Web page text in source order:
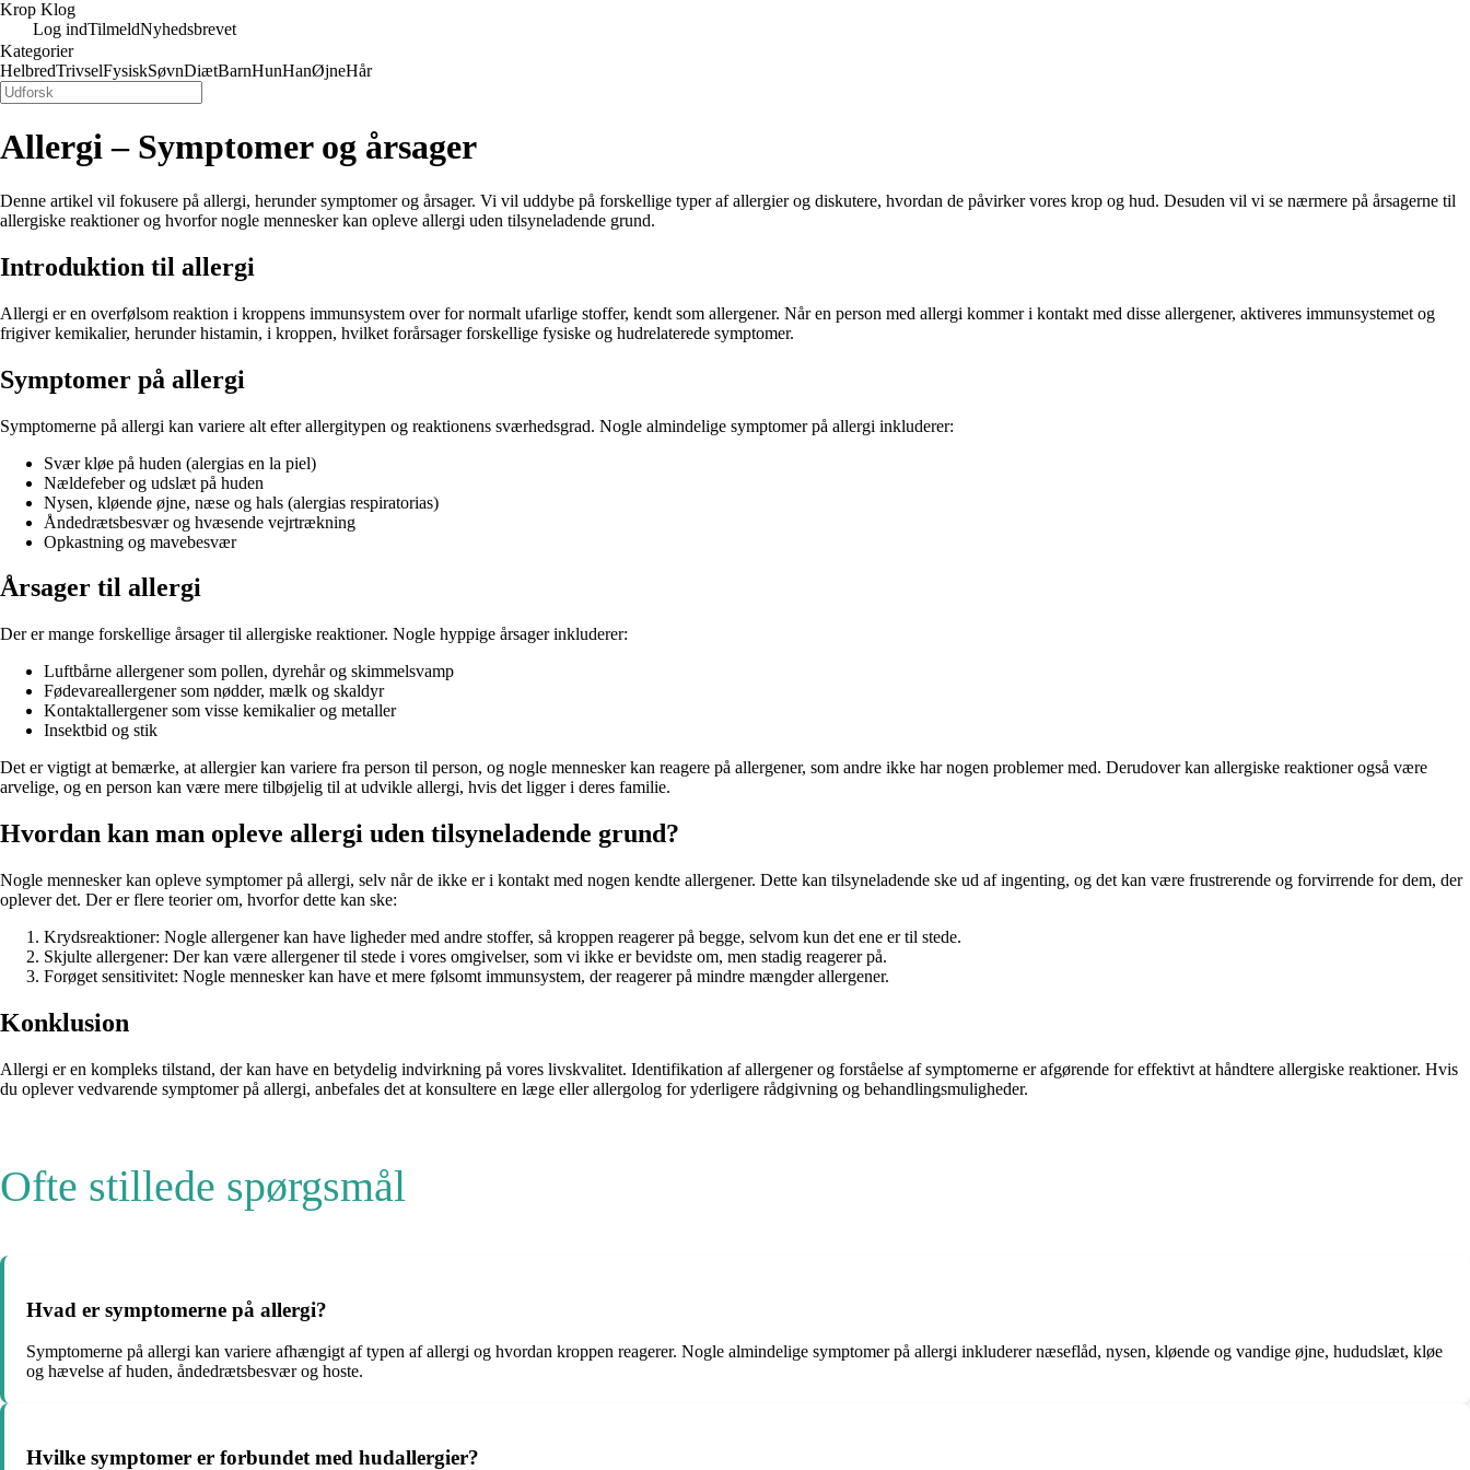
Krop Klog
Log indTilmeldNyhedsbrevet
Kategorier
HelbredTrivselFysiskSøvnDiætBarnHunHanØjneHår
Allergi – Symptomer og årsager
Denne artikel vil fokusere på allergi, herunder symptomer og årsager. Vi vil uddybe på forskellige typer af allergier og diskutere, hvordan de påvirker vores krop og hud. Desuden vil vi se nærmere på årsagerne til
allergiske reaktioner og hvorfor nogle mennesker kan opleve allergi uden tilsyneladende grund.
Introduktion til allergi
Allergi er en overfølsom reaktion i kroppens immunsystem over for normalt ufarlige stoffer, kendt som allergener. Når en person med allergi kommer i kontakt med disse allergener, aktiveres immunsystemet og
frigiver kemikalier, herunder histamin, i kroppen, hvilket forårsager forskellige fysiske og hudrelaterede symptomer.
Symptomer på allergi
Symptomerne på allergi kan variere alt efter allergitypen og reaktionens sværhedsgrad. Nogle almindelige symptomer på allergi inkluderer:
Svær kløe på huden (alergias en la piel)
Nældefeber og udslæt på huden
Nysen, kløende øjne, næse og hals (alergias respiratorias)
Åndedrætsbesvær og hvæsende vejrtrækning
Opkastning og mavebesvær
Årsager til allergi
Der er mange forskellige årsager til allergiske reaktioner. Nogle hyppige årsager inkluderer:
Luftbårne allergener som pollen, dyrehår og skimmelsvamp
Fødevareallergener som nødder, mælk og skaldyr
Kontaktallergener som visse kemikalier og metaller
Insektbid og stik
Det er vigtigt at bemærke, at allergier kan variere fra person til person, og nogle mennesker kan reagere på allergener, som andre ikke har nogen problemer med. Derudover kan allergiske reaktioner også være
arvelige, og en person kan være mere tilbøjelig til at udvikle allergi, hvis det ligger i deres familie.
Hvordan kan man opleve allergi uden tilsyneladende grund?
Nogle mennesker kan opleve symptomer på allergi, selv når de ikke er i kontakt med nogen kendte allergener. Dette kan tilsyneladende ske ud af ingenting, og det kan være frustrerende og forvirrende for dem, der
oplever det. Der er flere teorier om, hvorfor dette kan ske:
Krydsreaktioner: Nogle allergener kan have ligheder med andre stoffer, så kroppen reagerer på begge, selvom kun det ene er til stede.
Skjulte allergener: Der kan være allergener til stede i vores omgivelser, som vi ikke er bevidste om, men stadig reagerer på.
Forøget sensitivitet: Nogle mennesker kan have et mere følsomt immunsystem, der reagerer på mindre mængder allergener.
Konklusion
Allergi er en kompleks tilstand, der kan have en betydelig indvirkning på vores livskvalitet. Identifikation af allergener og forståelse af symptomerne er afgørende for effektivt at håndtere allergiske reaktioner. Hvis
du oplever vedvarende symptomer på allergi, anbefales det at konsultere en læge eller allergolog for yderligere rådgivning og behandlingsmuligheder.
Ofte stillede spørgsmål
Hvad er symptomerne på allergi?
Symptomerne på allergi kan variere afhængigt af typen af allergi og hvordan kroppen reagerer. Nogle almindelige symptomer på allergi inkluderer næseflåd, nysen, kløende og vandige øjne, hududslæt, kløe
og hævelse af huden, åndedrætsbesvær og hoste.
Hvilke symptomer er forbundet med hudallergier?